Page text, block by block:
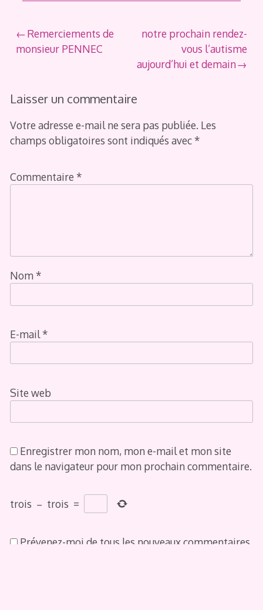
Navigation
de
Remerciements de
monsieur PENNEC
notre prochain rendez-
vous l’autisme
aujourd’hui et demain
Laisser un commentaire
Votre adresse e-mail ne sera pas publiée. Les
champs obligatoires sont indiqués avec *
Commentaire *
Nom *
E-mail*
Site web
Enregistrer mon nom, mon e-mail et mon site
dans le navigateur pour mon prochain commentaire.
trois − trois =
Prévenez-moi de tous les nouveaux commentaires